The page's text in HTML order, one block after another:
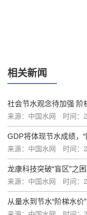
相关新闻
社会节水观念待加强 阶
来源：中国水网 时间：
GDP将体现节水成绩，
来源：中国水网 时间：
来源：中国水网 时间：
从量水到节水“阶梯水价